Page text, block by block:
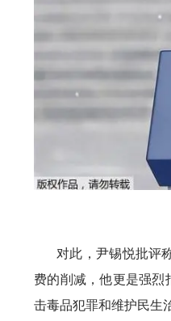
对此，尹锡悦批评
费的削减，他更是强烈
击毒品犯罪和维护民生